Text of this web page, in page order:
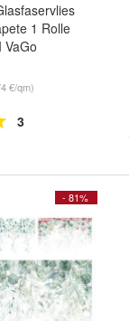
1 Rolle
VaGo
€/qm)
3
- 81%